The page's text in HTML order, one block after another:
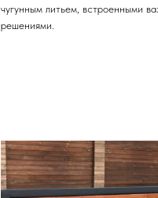
чугунным литьем, встроенными
решениями.